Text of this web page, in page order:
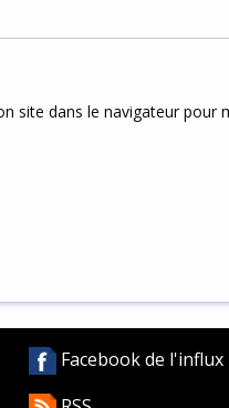
site dans le navigateur pour
Facebook de l'influx